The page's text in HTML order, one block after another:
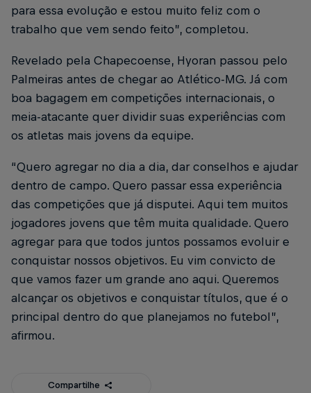
para essa evolução e estou muito feliz com o
trabalho que vem sendo feito”, completou.
Revelado pela Chapecoense, Hyoran passou pelo
Palmeiras antes de chegar ao Atlético-MG. Já com
boa bagagem em competições internacionais, o
meia-atacante quer dividir suas experiências com
os atletas mais jovens da equipe.
“Quero agregar no dia a dia, dar conselhos e ajudar
dentro de campo. Quero passar essa experiência
das competições que já disputei. Aqui tem muitos
jogadores jovens que têm muita qualidade. Quero
agregar para que todos juntos possamos evoluir e
conquistar nossos objetivos. Eu vim convicto de
que vamos fazer um grande ano aqui. Queremos
alcançar os objetivos e conquistar títulos, que é o
principal dentro do que planejamos no futebol”,
afirmou.
Compartilhe